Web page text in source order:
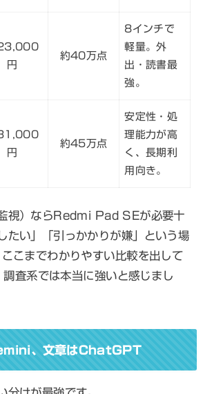
円
約40万点
8インチで
軽量。外
出・読書最
強。
円
約45万点
安定性・処
理能力が高
く、長期利
用向き。
視）ならRedmi Pad SEが必要十
たい」「引っかかりが嫌」という場
こまでわかりやすい比較を出して
査系では本当に強いと感じまし
、文章はChatGPT